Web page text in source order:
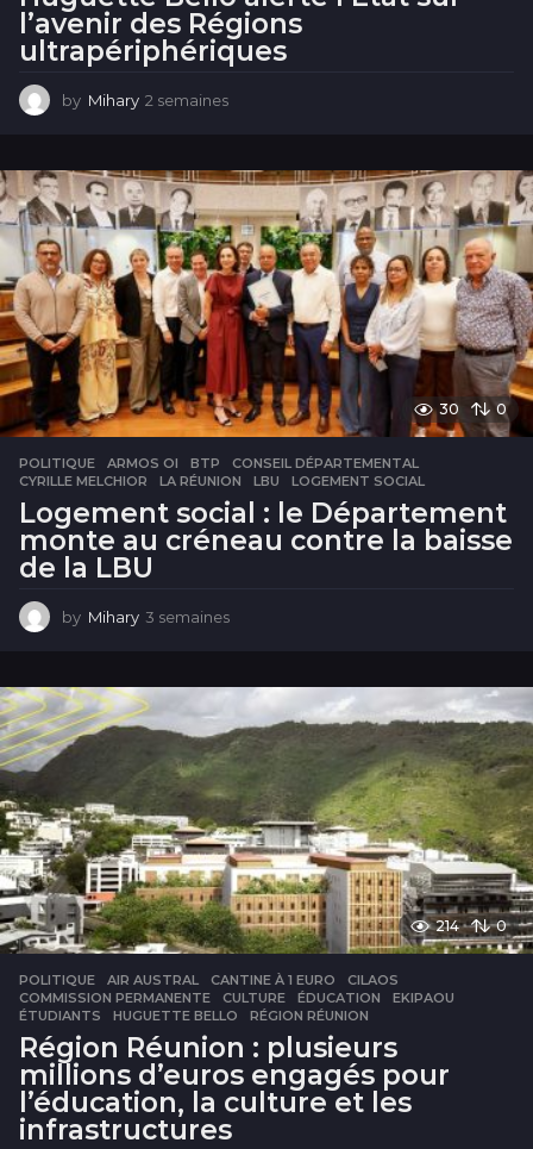
l’avenir des Régions
ultrapériphériques
by Mihary 2 semaines
m
a
i
n
e
s
30 0
POLITIQUE ARMOS OI ,BTP ,CONSEIL DÉPARTEMENTAL
CYRILLE MELCHIOR
,LA RÉUNION ,LBU ,LOGEMENT SOCIAL
Logement social : le Département
monte au créneau contre la baisse
de la LBU
by Mihary 3 semaines
m
i
n
s
214 0
POLITIQUE AIR AUSTRAL ,CANTINE À 1 EURO ,CILAOS
COMMISSION PERMANENTE
,CULTURE ,ÉDUCATION ,EKIPAOU
ÉTUDIANTS
,HUGUETTE BELLO ,RÉGION RÉUNION
Région Réunion : plusieurs
millions d’euros engagés pour
l’éducation, la culture et les
infrastructures